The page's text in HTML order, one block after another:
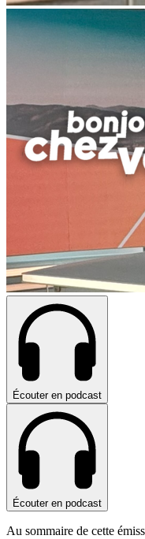
Écouter en podcast
Écouter en podcast
Au sommaire de cette